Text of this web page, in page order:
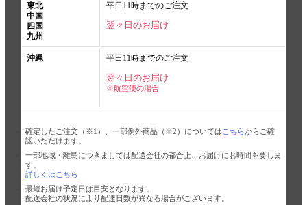
東北
中国
四国
九州
平日11時までのご注文
翌々日のお届け
沖縄 平日11時までのご注文
翌々日のお届け
※航空便の場合
確定したご注文（※1）、一部例外商品（※2）については こちらからご確
認いただけます。
一部地域・離島につきましては配送会社の都合上、お届けにお時間を要しま
す。
詳しくはこちら
最短お届け予定日は目安となります。
配送会社の状況により配達日数が異なる場合がございます。